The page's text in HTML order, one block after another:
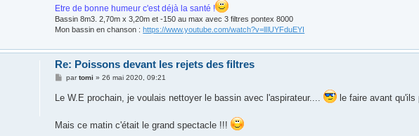
Etre de bonne humeur c'est déjà la santé !
Bassin 8m3. 2,70m x 3,20m et -150 au max avec 3 filtres pontex 8000
Mon bassin en chanson :https://www.youtube.com/watch?v=lIlUYFduEYI
Re: Poissons devant les rejets des filtres
M
s
e
partomi »26 mai 2020, 09:21
Le W.E prochain, je voulais nettoyer le bassin avec l'aspirateur.... le faire avant
Mais ce matin c'était le grand spectacle !!!